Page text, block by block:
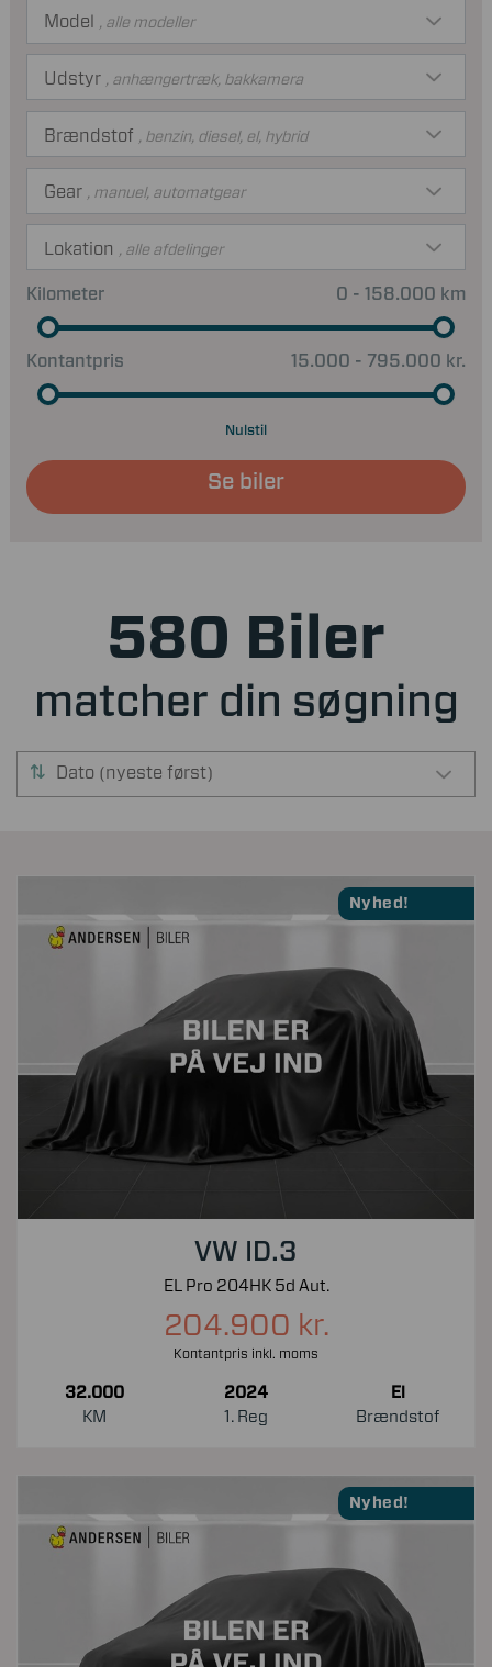
Kontantpris 15.000 - 795.000 kr.
Kilometer 0 - 158.000 km
Model , alle modeller
Brændstof , benzin, diesel, el, hybrid
Gear , manuel, automatgear
Udstyr , anhængertræk, bakkamera
Lokation , alle afdelinger
Nulstil
Se biler
580 Biler
matcher din søgning
Dato (nyeste først)
Nyhed!
VW ID.3
EL Pro 204HK 5d Aut.
204.900 kr.
Kontantpris inkl. moms
32.000
KM
2024
1. Reg
El
Brændstof
Nyhed!